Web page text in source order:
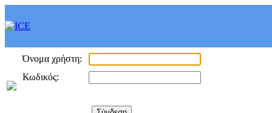
Όνομα χρήστη:
Κωδικός: